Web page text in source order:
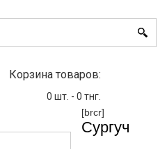
Корзина товаров:
0 шт. - 0 тнг.
[brcr]
Сургуч